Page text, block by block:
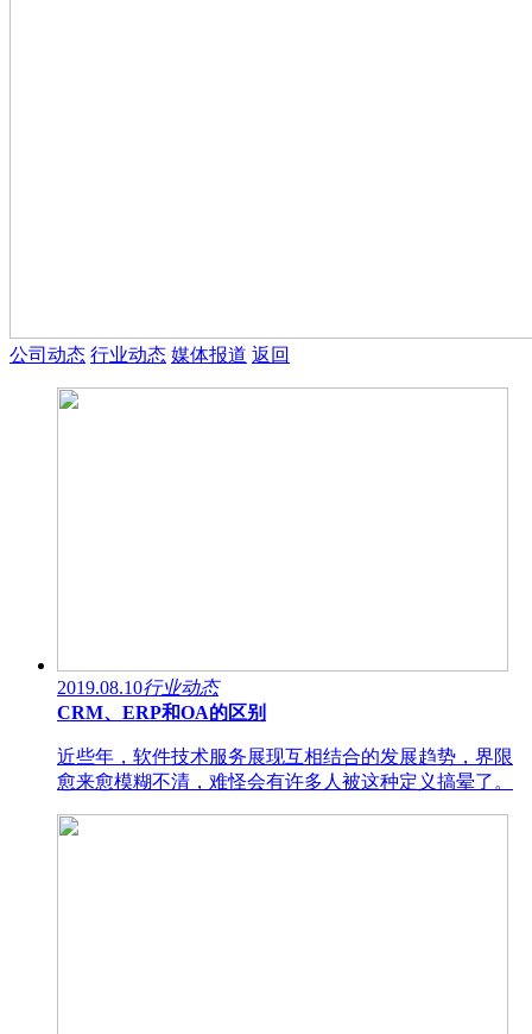
公司动态 行业动态 媒体报道 返回
2019.08.10行业动态
CRM、ERP和OA的区别
近些年，软件技术服务展现互相结合的发展趋势，界限
愈来愈模糊不清，难怪会有许多人被这种定义搞晕了。